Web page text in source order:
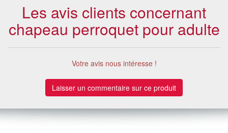
Les avis clients concernant
chapeau perroquet pour adulte
Votre avis nous intéresse !
Laisser un commentaire sur ce produit